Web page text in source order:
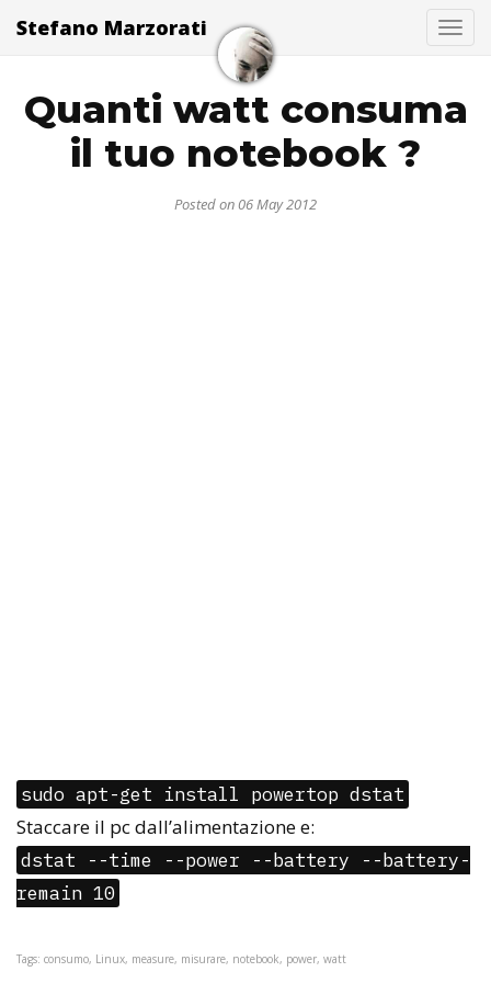
Stefano Marzorati
Quanti watt consuma
il tuo notebook ?
Posted on 06 May 2012
sudo apt-get install powertop dstat
Staccare il pc dall’alimentazione e:
dstat --time --power --battery --battery-
remain 10
Tags: consumo, Linux, measure, misurare, notebook, power, watt